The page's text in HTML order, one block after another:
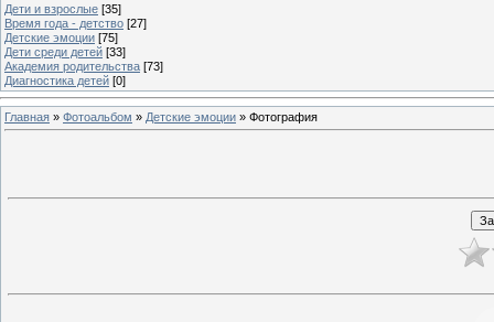
Дети и взрослые [35]
Время года - детство [27]
Детские эмоции [75]
Дети среди детей [33]
Академия родительства [73]
Диагностика детей [0]
Главная » Фотоальбом » Детские эмоции » Фотография